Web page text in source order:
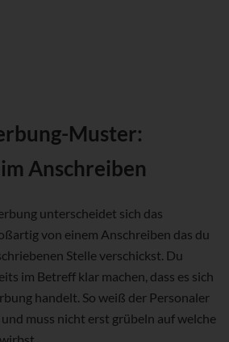
Muster:
Anschreiben
unterscheidet sich das
von einem Anschreiben das du
Stelle verschickst. Du
im Betreff klar machen, dass es sich
handelt. So weiß der Personaler
muss nicht erst grübeln auf welche